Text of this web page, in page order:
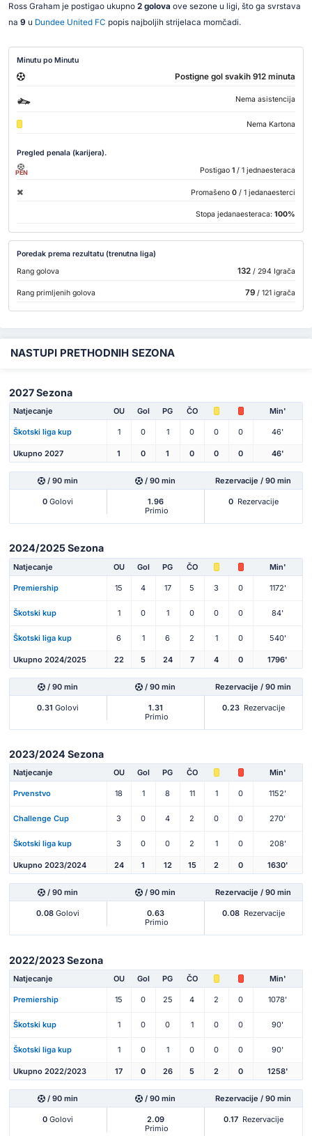
Ross Graham je postigao ukupno 2 golova ove sezone u ligi, što ga svrstava
na 9 u Dundee United FC popis najboljih strijelaca momčadi.
Minutu po Minutu
Postigne gol svakih 912 minuta
Nema asistencija
Nema Kartona
Pregled penala (karijera).
PEN Postigao 1 / 1 jednaesteraca
Promašeno 0 / 1 jedanaesterci
Stopa jedanaesteraca: 100%
Poredak prema rezultatu (trenutna liga)
Rang golova
132/ 294 Igrača
Rang primljenih golova 79/ 121 igrača
NASTUPI PRETHODNIH SEZONA
2027 Sezona
Natjecanje OU Gol PG ČO Min'
Škotski liga kup 1 0 1 0 0 0 46'
Ukupno 2027 1 0 1 0 0 0 46'
/ 90 min / 90 min Rezervacije / 90 min
0 Golovi
1.96
Primio
0 Rezervacije
2024/2025 Sezona
Natjecanje OU Gol PG ČO Min'
Premiership 15 4 17 5 3 0 1172'
Škotski kup 1 0 1 0 0 0 84'
Škotski liga kup 6 1 6 2 1 0 540'
Ukupno 2024/2025 22 5 24 7 4 0 1796'
/ 90 min / 90 min Rezervacije / 90 min
0.31 Golovi
1.31
Primio
0.23 Rezervacije
2023/2024 Sezona
Natjecanje OU Gol PG ČO Min'
Prvenstvo 18 1 8 11 1 0 1152'
Challenge Cup 3 0 4 2 0 0 270'
Škotski liga kup 3 0 0 2 1 0 208'
Ukupno 2023/2024 24 1 12 15 2 0 1630'
/ 90 min / 90 min Rezervacije / 90 min
0.08 Golovi
0.63
Primio
0.08 Rezervacije
2022/2023 Sezona
Natjecanje OU Gol PG ČO Min'
Premiership 15 0 25 4 2 0 1078'
Škotski kup 1 0 0 1 0 0 90'
Škotski liga kup 1 0 1 0 0 0 90'
Ukupno 2022/2023 17 0 26 5 2 0 1258'
/ 90 min / 90 min Rezervacije / 90 min
0 Golovi
2.09
Primio
0.17 Rezervacije